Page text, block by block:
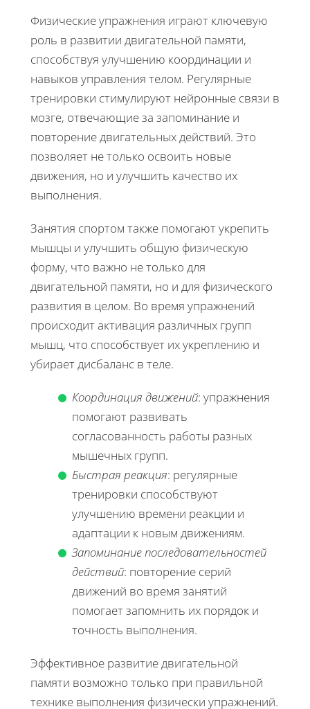
Физические упражнения играют ключевую
роль в развитии двигательной памяти,
способствуя улучшению координации и
навыков управления телом. Регулярные
тренировки стимулируют нейронные связи в
мозге, отвечающие за запоминание и
повторение двигательных действий. Это
позволяет не только освоить новые
движения, но и улучшить качество их
выполнения.
Занятия спортом также помогают укрепить
мышцы и улучшить общую физическую
форму, что важно не только для
двигательной памяти, но и для физического
развития в целом. Во время упражнений
происходит активация различных групп
мышц, что способствует их укреплению и
убирает дисбаланс в теле.
Координация движений: упражнения
помогают развивать
согласованность работы разных
мышечных групп.
Быстрая реакция: регулярные
тренировки способствуют
улучшению времени реакции и
адаптации к новым движениям.
Запоминание последовательностей
действий: повторение серий
движений во время занятий
помогает запомнить их порядок и
точность выполнения.
Эффективное развитие двигательной
памяти возможно только при правильной
технике выполнения физически упражнений.